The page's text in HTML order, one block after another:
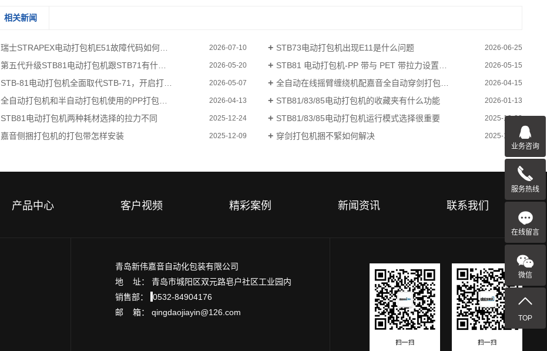
相关新闻
瑞士STRAPEX电动打包机E51故障代码如何解决 2026-07-10 STB73电动打包机出现E11是什么问题 2026-06-25
第五代升级STB81电动打包机跟STB71有什么区别 2026-05-20 STB81 电动打包机-PP 带与 PET 带拉力设置要点 2026-05-15
STB-81电动打包机全面取代STB-71，开启打包作业新体验 2026-05-07 全自动在线摇臂缠绕机配嘉音全自动穿剑打包机，实现托盘货物无人化打包 2026-04-15
全自动打包机和半自动打包机使用的PP打包带有什么区别 2026-04-13 STB81/83/85电动打包机的收藏夹有什么功能 2026-01-13
STB81电动打包机两种耗材选择的拉力不同 2025-12-24 STB81/83/85电动打包机运行模式选择很重要 2025-12-22
嘉音侧捆打包机的打包带怎样安装 2025-12-09 穿剑打包机捆不緊如何解决 2025-12-03
产品中心 客户视频 精彩案例 新闻资讯 联系我们
青岛新伟嘉音自动化包装有限公司
地 址： 青岛市城阳区双元路皂户社区工业园内
销售部：
0532-84904176
邮 箱： qingdaojiayin@126.com
业务咨询
服务热线
在线留言
微信
TOP